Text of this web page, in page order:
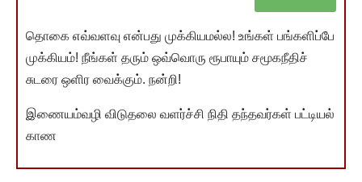
தொகை எவ்வளவு என்பது முக்கியமல்ல! உங்கள் பங்களிப்பே
முக்கியம்! நீங்கள் தரும் ஒவ்வொரு ரூபாயும் சமூகநீதிச்
சுடரை ஒளிர வைக்கும். நன்றி!
இணையம்வழி விடுதலை வளர்ச்சி நிதி தந்தவர்கள் பட்டியல்
காண